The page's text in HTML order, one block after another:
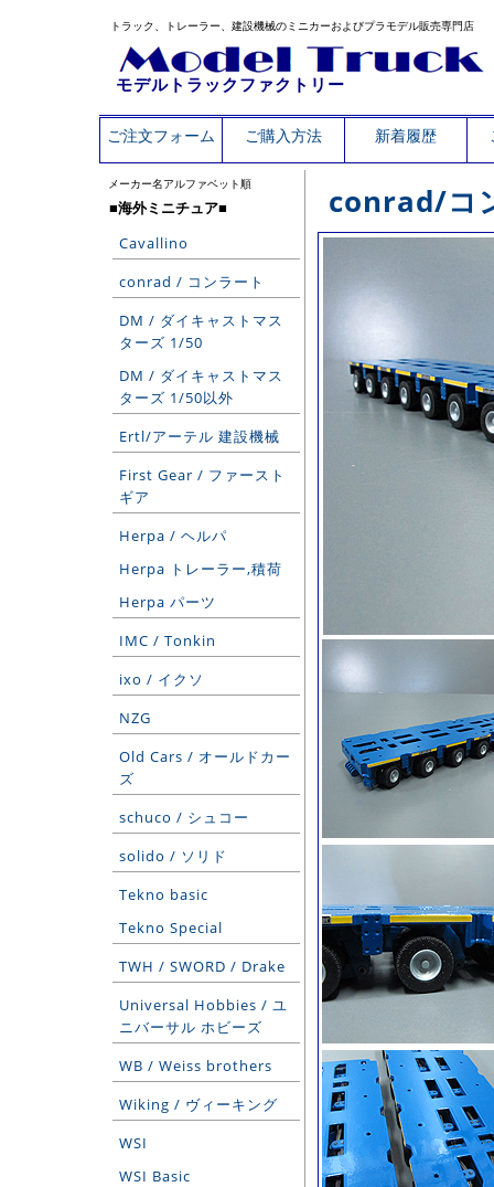
トラック、トレーラー、建設機械のミニカーおよびプラモデル販売専門店
モデルトラックファクトリー
ご注文フォーム ご購入方法 新着履歴
メーカー名アルファベット順
■海外ミニチュア■
Cavallino
conrad / コンラート
DM / ダイキャストマス
ターズ 1/50
DM / ダイキャストマス
ターズ 1/50以外
Ertl/アーテル 建設機械
First Gear / ファースト
ギア
Herpa / ヘルパ
Herpa トレーラー,積荷
Herpa パーツ
IMC / Tonkin
ixo / イクソ
NZG
Old Cars / オールドカー
ズ
schuco / シュコー
solido / ソリド
Tekno basic
Tekno Special
TWH / SWORD / Drake
Universal Hobbies / ユ
ニバーサル ホビーズ
WB / Weiss brothers
Wiking / ヴィーキング
WSI
WSI Basic
conrad/コ